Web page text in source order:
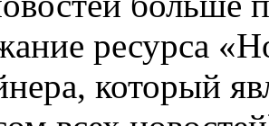
ресурса
который